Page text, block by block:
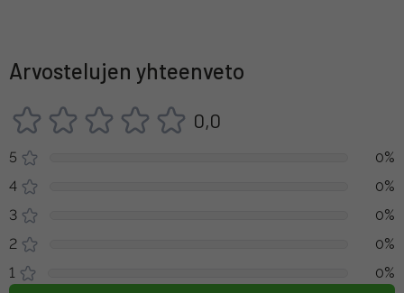
Arvostelujen yhteenveto
0,0
5
0%
4
0%
3
0%
2
0%
1
0%